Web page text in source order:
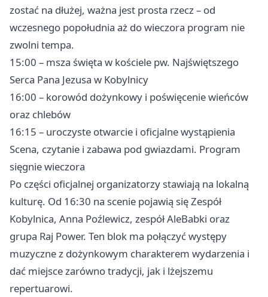
zostać na dłużej, ważna jest prosta rzecz – od
wczesnego popołudnia aż do wieczora program nie
zwolni tempa.
15:00 – msza święta w kościele pw. Najświętszego
Serca Pana Jezusa w Kobylnicy
16:00 – korowód dożynkowy i poświęcenie wieńców
oraz chlebów
16:15 – uroczyste otwarcie i oficjalne wystąpienia
Scena, czytanie i zabawa pod gwiazdami. Program
sięgnie wieczora
Po części oficjalnej organizatorzy stawiają na lokalną
kulturę. Od 16:30 na scenie pojawią się Zespół
Kobylnica, Anna Poźlewicz, zespół AleBabki oraz
grupa Raj Power. Ten blok ma połączyć występy
muzyczne z dożynkowym charakterem wydarzenia i
dać miejsce zarówno tradycji, jak i lżejszemu
repertuarowi.